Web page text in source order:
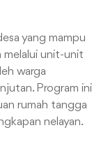
yang mampu
melalui unit-unit
warga
Program ini
rumah tangga
nelayan.